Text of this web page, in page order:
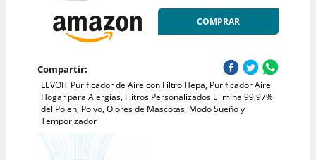
COMPRAR
Compartir:
LEVOIT Purificador de Aire con Filtro Hepa, Purificador Aire
Hogar para Alergias, Flitros Personalizados Elimina 99,97%
del Polen, Polvo, Olores de Mascotas, Modo Sueño y
Temporizador